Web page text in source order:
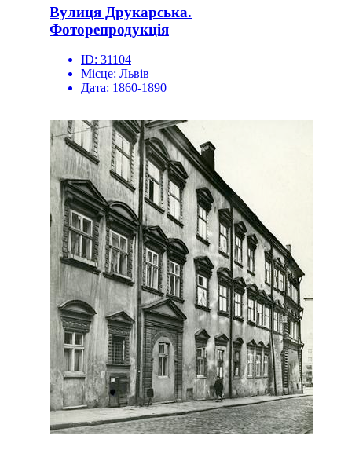
Вулиця Друкарська.
Фоторепродукція
ID: 31104
Місце: Львів
Дата: 1860-1890